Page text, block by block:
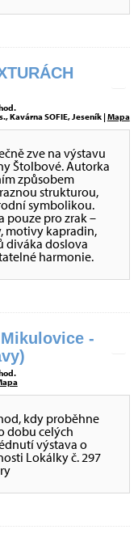
Kavárna SOFIE, Jeseník |Mapa
zve na výstavu
Štolbové. Autorka
způsobem
strukturou,
symbolikou.
pouze pro zrak –
motivy kapradin,
diváka doslova
harmonie.
-
kdy proběhne
dobu celých
výstava o
Lokálky č. 297